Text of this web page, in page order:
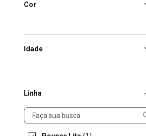
Cor
Idade
Linha
Linha